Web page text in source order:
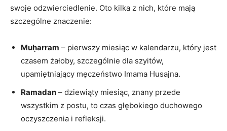
swoje odzwierciedlenie. Oto kilka z nich, które mają
szczególne znaczenie:
Muḥarram – pierwszy miesiąc w kalendarzu, który jest
czasem żałoby, szczególnie dla szyitów,
upamiętniający męczeństwo Imama Husajna.
Ramadan – dziewiąty miesiąc, znany przede
wszystkim z postu, to czas głębokiego duchowego
oczyszczenia i refleksji.